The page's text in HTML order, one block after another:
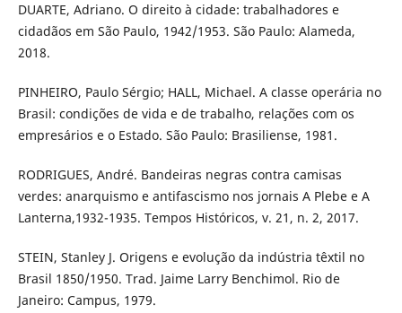
DUARTE, Adriano. O direito à cidade: trabalhadores e
cidadãos em São Paulo, 1942/1953. São Paulo: Alameda,
2018.
PINHEIRO, Paulo Sérgio; HALL, Michael. A classe operária no
Brasil: condições de vida e de trabalho, relações com os
empresários e o Estado. São Paulo: Brasiliense, 1981.
RODRIGUES, André. Bandeiras negras contra camisas
verdes: anarquismo e antifascismo nos jornais A Plebe e A
Lanterna,1932-1935. Tempos Históricos, v. 21, n. 2, 2017.
STEIN, Stanley J. Origens e evolução da indústria têxtil no
Brasil 1850/1950. Trad. Jaime Larry Benchimol. Rio de
Janeiro: Campus, 1979.